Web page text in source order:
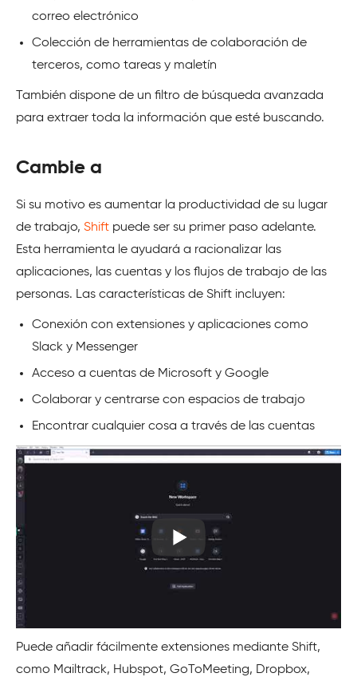
correo electrónico
Colección de herramientas de colaboración de
terceros, como tareas y maletín
También dispone de un filtro de búsqueda avanzada
para extraer toda la información que esté buscando.
Cambie a
Si su motivo es aumentar la productividad de su lugar
de trabajo, Shift puede ser su primer paso adelante.
Esta herramienta le ayudará a racionalizar las
aplicaciones, las cuentas y los flujos de trabajo de las
personas. Las características de Shift incluyen:
Conexión con extensiones y aplicaciones como
Slack y Messenger
Acceso a cuentas de Microsoft y Google
Colaborar y centrarse con espacios de trabajo
Encontrar cualquier cosa a través de las cuentas
Puede añadir fácilmente extensiones mediante Shift,
como Mailtrack, Hubspot, GoToMeeting, Dropbox,